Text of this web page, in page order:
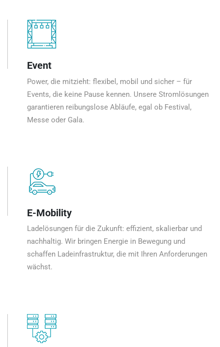
Event
Power, die mitzieht: flexibel, mobil und sicher – für
Events, die keine Pause kennen. Unsere Stromlösungen
garantieren reibungslose Abläufe, egal ob Festival,
Messe oder Gala.
E-Mobility
Ladelösungen für die Zukunft: effizient, skalierbar und
nachhaltig. Wir bringen Energie in Bewegung und
schaffen Ladeinfrastruktur, die mit Ihren Anforderungen
wächst.